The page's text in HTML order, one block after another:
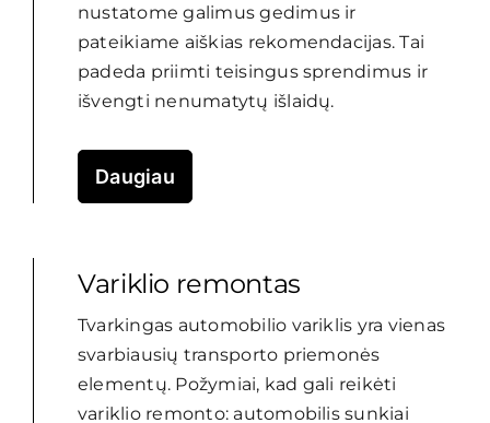
nustatome galimus gedimus ir
pateikiame aiškias rekomendacijas. Tai
padeda priimti teisingus sprendimus ir
išvengti nenumatytų išlaidų.
Daugiau
Variklio remontas
Tvarkingas automobilio variklis yra vienas
svarbiausių transporto priemonės
elementų. Požymiai, kad gali reikėti
variklio remonto: automobilis sunkiai